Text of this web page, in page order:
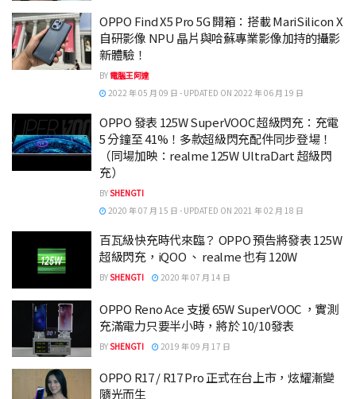
OPPO Find X5 Pro 5G 開箱：搭載 MariSilicon X
自研影像 NPU 晶片與哈蘇專業影像加持的攝影
新體驗！
BY 電腦王阿達
2022 年 05 月 09 日 - UPDATED ON 2022 年 06 月 19 日
OPPO 發表 125W SuperVOOC 超級閃充：充電
5 分鐘至 41%！多款超級閃充配件同步登場！
（同場加映：realme 125W UltraDart 超級閃
充）
BYSHENGTI
2020 年 07 月 15 日 - UPDATED ON 2021 年 02 月 18 日
百瓦級快充時代來臨？ OPPO 預告將發表 125W
超級閃充，iQOO 、 realme 也有 120W
BYSHENGTI 2020 年 07 月 14 日
OPPO Reno Ace 支援 65W SuperVOOC ，實測
充滿電力只要半小時，將於 10/10發表
BYSHENGTI 2019 年 09 月 17 日
OPPO R17 / R17 Pro 正式在台上市，炫耀漸變
隨光而生